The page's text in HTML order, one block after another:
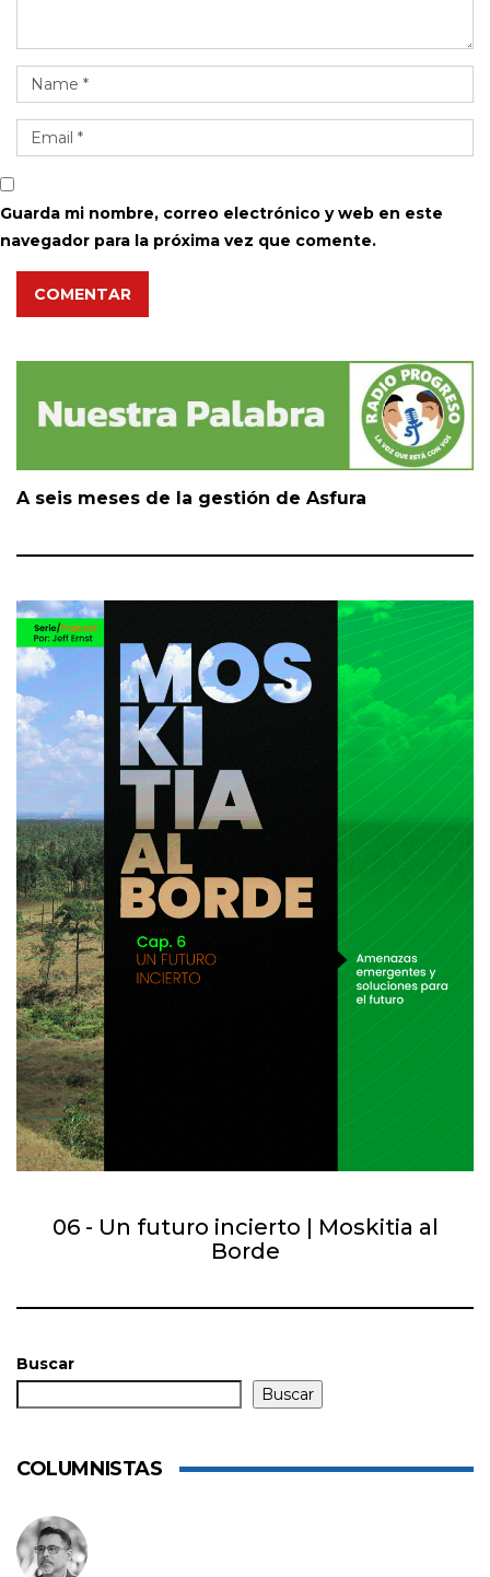
Guarda mi nombre, correo electrónico y web en este
navegador para la próxima vez que comente.
COMENTAR
A seis meses de la gestión de Asfura
06 - Un futuro incierto | Moskitia al
Borde
Buscar
Buscar
COLUMNISTAS